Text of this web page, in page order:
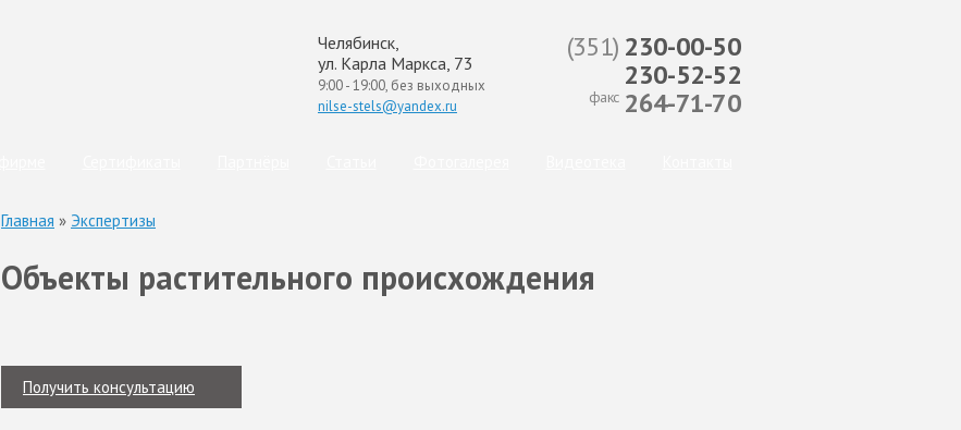
Челябинск,
ул. Карла Маркса, 73
9:00 - 19:00, без выходных
nilse-stels@yandex.ru
(351) 230-00-50
230-52-52
факс 264-71-70
Главная » Экспертизы
Объекты растительного происхождения
Получить консультацию